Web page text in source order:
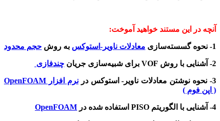
آنچه در این مستند خواهید آموخت:
1- نحوه گسسته‌سازی معادلات ناویر-استوکس به روش حجم محدود
2- آشنایی با روش VOF برای شبیه‌سازی جریان چندفازی
3- نحوه نوشتن معادلات ناویر- استوکس در
نرم افزار OpenFOAM
( اپن فوم )
4- آشنایی با الگوریتم PISO استفاده شده در OpenFOAM